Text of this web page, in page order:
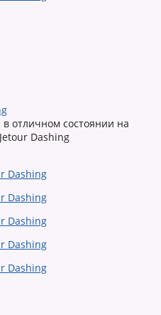
отличном состоянии на
Dashing